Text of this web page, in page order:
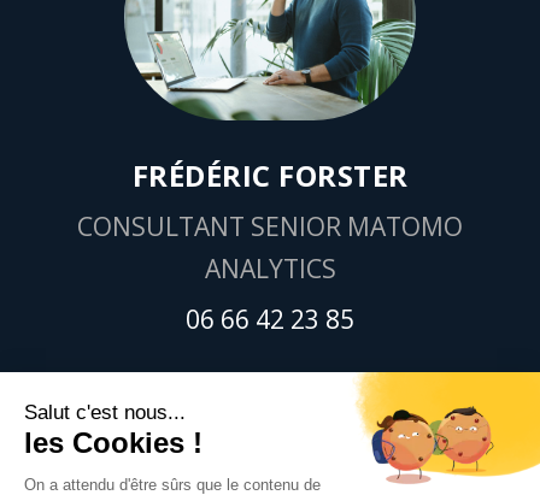
FRÉDÉRIC FORSTER
CONSULTANT SENIOR MATOMO
ANALYTICS
06 66 42 23 85